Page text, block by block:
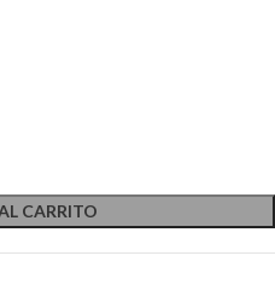
CARRITO